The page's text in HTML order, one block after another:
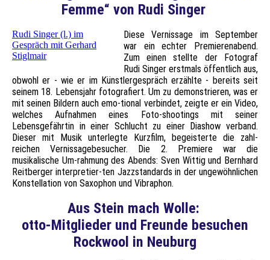
Femme“ von Rudi Singer
Rudi Singer (l.) im
Gespräch mit Gerhard
Stiglmair
Diese Vernissage im September
war ein echter Premierenabend.
Zum einen stellte der Fotograf
Rudi Singer erstmals öffentlich aus,
obwohl er - wie er im Künstlergespräch erzählte - bereits seit
seinem 18. Lebensjahr fotograﬁert. Um zu demonstrieren, was er
mit seinen Bildern auch emo-tional verbindet, zeigte er ein Video,
welches Aufnahmen eines Foto-shootings mit seiner
Lebensgefährtin in einer Schlucht zu einer Diashow verband.
Dieser mit Musik unterlegte Kurzfilm, begeisterte die zahl-
reichen Vernissagebesucher. Die 2. Premiere war die
musikalische Um-rahmung des Abends: Sven Wittig und Bernhard
Reitberger interpretier-ten Jazzstandards in der ungewöhnlichen
Konstellation von Saxophon und Vibraphon.
Aus Stein mach Wolle:
otto-Mitglieder und Freunde besuchen
Rockwool in Neuburg